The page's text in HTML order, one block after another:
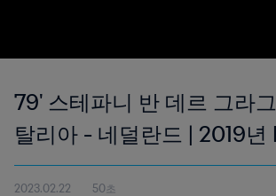
79' 스테파니 반 데르 그라
탈리아 - 네덜란드 | 2019년
월드컵 프랑스
2023.02.22 50초